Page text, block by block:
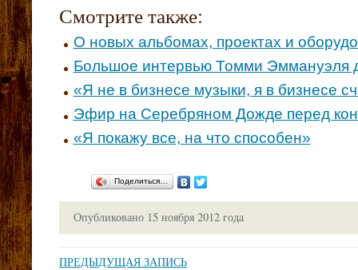
Смотрите также:
О новых альбомах, проектах и
Большое интервью Томми Эммануэля
«Я не в бизнесе музыки, я в бизнесе
Эфир на Серебряном Дожде перед
«Я покажу все, на что способен»
Поделиться…
Опубликовано 15 ноября 2012 года
ПРЕДЫДУЩАЯ ЗАПИСЬ